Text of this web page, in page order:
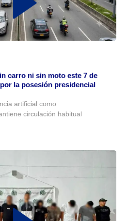
carro ni sin moto este 7 de
la posesión presidencial
artificial como
circulación habitual